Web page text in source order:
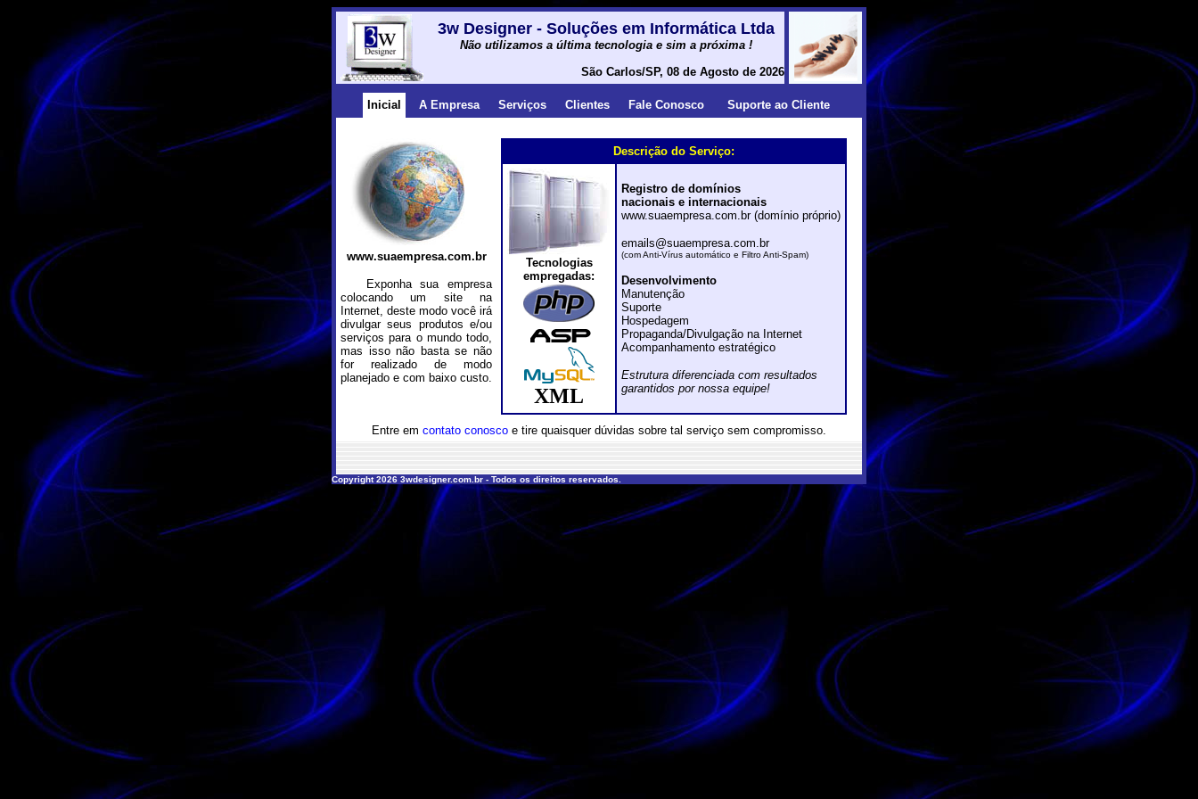
3w Designer - Soluções em Informática Ltda
Não utilizamos a última tecnologia e sim a próxima !
São Carlos/SP, 08 de Agosto de 2026
Inicial A Empresa Serviços Clientes Fale Conosco Suporte ao Cliente
www.suaempresa.com.br
Exponha sua empresa
colocando um site na
Internet, deste modo você irá
divulgar seus produtos e/ou
serviços para o mundo todo,
mas isso não basta se não
for realizado de modo
planejado e com baixo custo.
Descrição do Serviço:
Tecnologias
empregadas:
XML
Registro de domínios
nacionais e internacionais
www.suaempresa.com.br (domínio próprio)
emails@suaempresa.com.br
(com Anti-Vírus automático e Filtro Anti-Spam)
Desenvolvimento
Manutenção
Suporte
Hospedagem
Propaganda/Divulgação na Internet
Acompanhamento estratégico
Estrutura diferenciada com resultados
garantidos por nossa equipe!
Entre em contato conosco e tire quaisquer dúvidas sobre tal serviço sem compromisso.
Copyright 2026 3wdesigner.com.br - Todos os direitos reservados.